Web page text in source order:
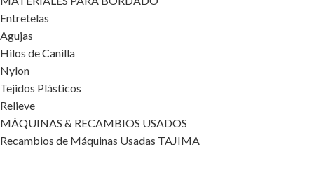
Entretelas
Agujas
Hilos de Canilla
Nylon
Tejidos Plásticos
Relieve
MÁQUINAS & RECAMBIOS USADOS
Recambios de Máquinas Usadas TAJIMA